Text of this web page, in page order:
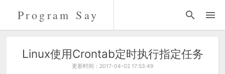
Program Say 代码
Linux使用Crontab定时执行指定任务
更新时间：2017-04-02 17:53:49